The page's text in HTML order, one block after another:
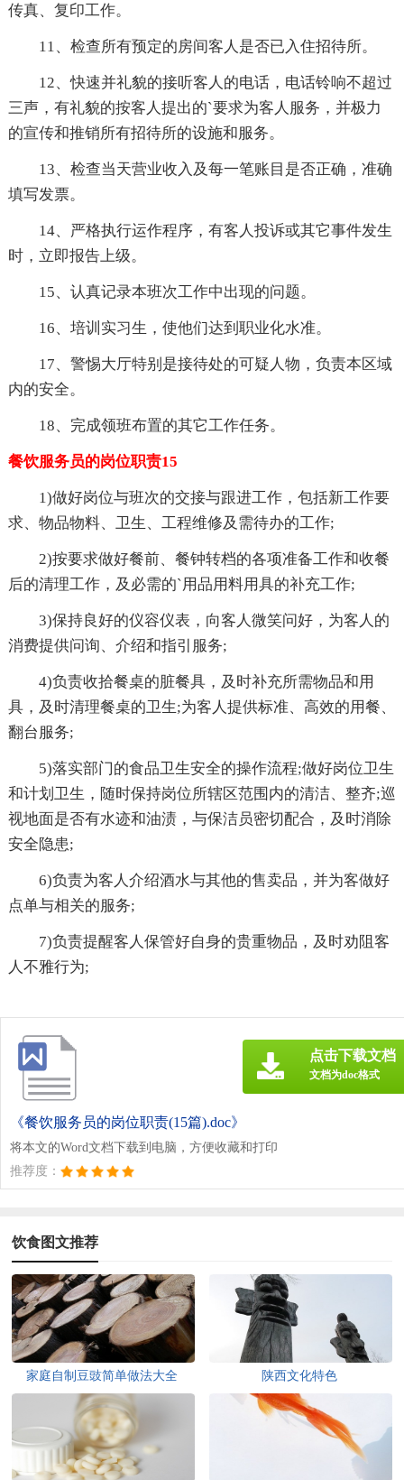
传真、复印工作。
11、检查所有预定的房间客人是否已入住招待所。
12、快速并礼貌的接听客人的电话，电话铃响不超过
三声，有礼貌的按客人提出的`要求为客人服务，并极力
的宣传和推销所有招待所的设施和服务。
13、检查当天营业收入及每一笔账目是否正确，准确
填写发票。
14、严格执行运作程序，有客人投诉或其它事件发生
时，立即报告上级。
15、认真记录本班次工作中出现的问题。
16、培训实习生，使他们达到职业化水准。
17、警惕大厅特别是接待处的可疑人物，负责本区域
内的安全。
18、完成领班布置的其它工作任务。
餐饮服务员的岗位职责15
1)做好岗位与班次的交接与跟进工作，包括新工作要
求、物品物料、卫生、工程维修及需待办的工作;
2)按要求做好餐前、餐钟转档的各项准备工作和收餐
后的清理工作，及必需的`用品用料用具的补充工作;
3)保持良好的仪容仪表，向客人微笑问好，为客人的
消费提供问询、介绍和指引服务;
4)负责收拾餐桌的脏餐具，及时补充所需物品和用
具，及时清理餐桌的卫生;为客人提供标准、高效的用餐、
翻台服务;
5)落实部门的食品卫生安全的操作流程;做好岗位卫生
和计划卫生，随时保持岗位所辖区范围内的清洁、整齐;巡
视地面是否有水迹和油渍，与保洁员密切配合，及时消除
安全隐患;
6)负责为客人介绍酒水与其他的售卖品，并为客做好
点单与相关的服务;
7)负责提醒客人保管好自身的贵重物品，及时劝阻客
人不雅行为;
《餐饮服务员的岗位职责(15篇).doc》
将本文的Word文档下载到电脑，方便收藏和打印
推荐度：
点击下载文档
文档为doc格式
饮食图文推荐
家庭自制豆豉简单做法大全 陕西文化特色